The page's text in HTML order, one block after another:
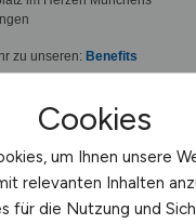
Cookies
um Ihnen unsere
relevanten Inhalten
für die Nutzung und